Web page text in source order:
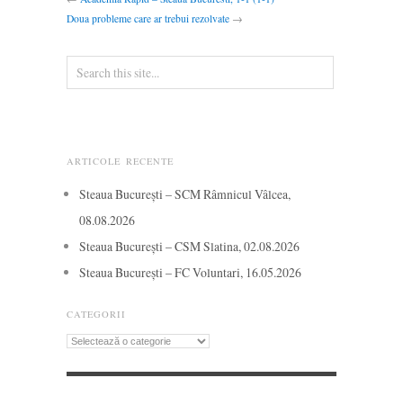
Doua probleme care ar trebui rezolvate →
ARTICOLE RECENTE
Steaua București – SCM Râmnicul Vâlcea,
08.08.2026
Steaua București – CSM Slatina, 02.08.2026
Steaua București – FC Voluntari, 16.05.2026
CATEGORII
Categorii